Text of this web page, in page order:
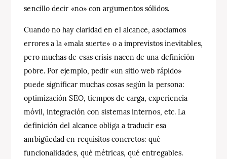
sencillo decir «no» con argumentos sólidos.
Cuando no hay claridad en el alcance, asociamos
errores a la «mala suerte» o a imprevistos inevitables,
pero muchas de esas crisis nacen de una definición
pobre. Por ejemplo, pedir «un sitio web rápido»
puede significar muchas cosas según la persona:
optimización SEO, tiempos de carga, experiencia
móvil, integración con sistemas internos, etc. La
definición del alcance obliga a traducir esa
ambigüedad en requisitos concretos: qué
funcionalidades, qué métricas, qué entregables.